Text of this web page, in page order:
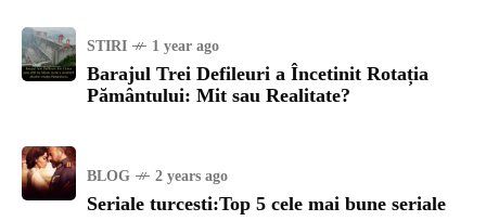
STIRI 1 year ago
Barajul Trei Defileuri a Încetinit Rotația
Pământului: Mit sau Realitate?
BLOG 2 years ago
Seriale turcesti:Top 5 cele mai bune seriale